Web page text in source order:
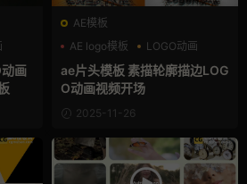
画
AE模板
AE logo模板
LOGO动画
三维
ae片头模板 素描轮廓描边LOG
O动画视频开场
2025-11-26